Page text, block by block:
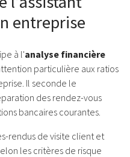
entreprise
à l'analyse financière
particulière aux ratios
Il seconde le
des rendez-vous
bancaires courantes.
rendus de visite client et
les critères de risque